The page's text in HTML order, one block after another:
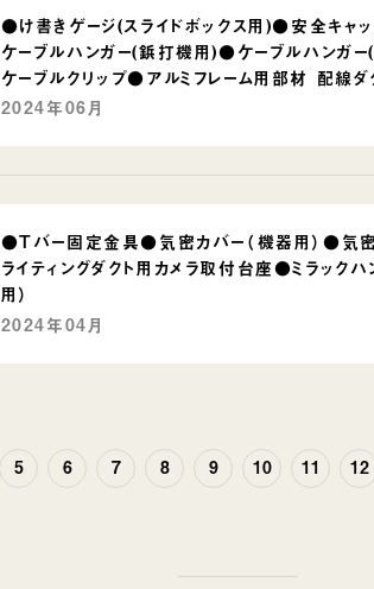
●け書きゲージ(スライドボックス用)●安全キャ
ケーブルハンガー(鋲打機用)●ケーブルハンガ
ケーブルクリップ●アルミフレーム用部材 配線ダ
2024年06月
●Tバー固定金具●気密カバー（機器用）●気密
ライティングダクト用カメラ取付台座●ミラッ
用）
2024年04月
5 6 7 8 9 10 11 12